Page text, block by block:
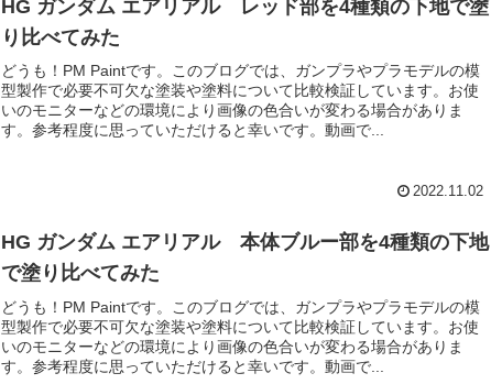
HG ガンダム エアリアル レッド部を4種類の下地で塗
り比べてみた
どうも！PM Paintです。このブログでは、ガンプラやプラモデルの模
型製作で必要不可欠な塗装や塗料について比較検証しています。お使
いのモニターなどの環境により画像の色合いが変わる場合がありま
す。参考程度に思っていただけると幸いです。動画で...
2022.11.02
HG ガンダム エアリアル 本体ブルー部を4種類の下地
で塗り比べてみた
どうも！PM Paintです。このブログでは、ガンプラやプラモデルの模
型製作で必要不可欠な塗装や塗料について比較検証しています。お使
いのモニターなどの環境により画像の色合いが変わる場合がありま
す。参考程度に思っていただけると幸いです。動画で...